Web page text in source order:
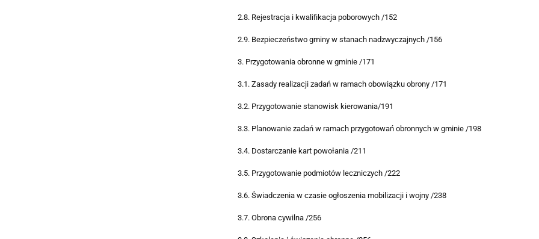
2.8. Rejestracja i kwalifikacja poborowych /152
2.9. Bezpieczeństwo gminy w stanach nadzwyczajnych /156
3. Przygotowania obronne w gminie /171
3.1. Zasady realizacji zadań w ramach obowiązku obrony /171
3.2. Przygotowanie stanowisk kierowania/191
3.3. Planowanie zadań w ramach przygotowań obronnych w gminie /198
3.4. Dostarczanie kart powołania /211
3.5. Przygotowanie podmiotów leczniczych /222
3.6. Świadczenia w czasie ogłoszenia mobilizacji i wojny /238
3.7. Obrona cywilna /256